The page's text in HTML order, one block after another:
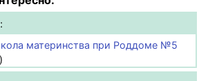
материнства при Роддоме №5